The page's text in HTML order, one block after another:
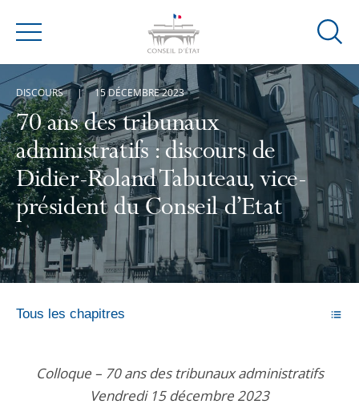
Menu
Ouvrir
de
70 ans des tribunaux
administratifs : discours de
Didier-Roland Tabuteau, vice-
président du Conseil d’Etat
DISCOURS 15 DÉCEMBRE 2023
Tous les chapitres
Colloque – 70 ans des tribunaux administratifs
Vendredi 15 décembre 2023